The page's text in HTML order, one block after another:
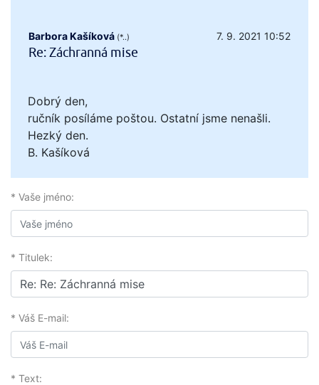
Barbora Kašíková (*..) 7. 9. 2021 10:52
Re: Záchranná mise
Dobrý den,
ručník posíláme poštou. Ostatní jsme nenašli.
Hezký den.
B. Kašíková
* Vaše jméno:
* Titulek:
* Váš E-mail:
* Text: